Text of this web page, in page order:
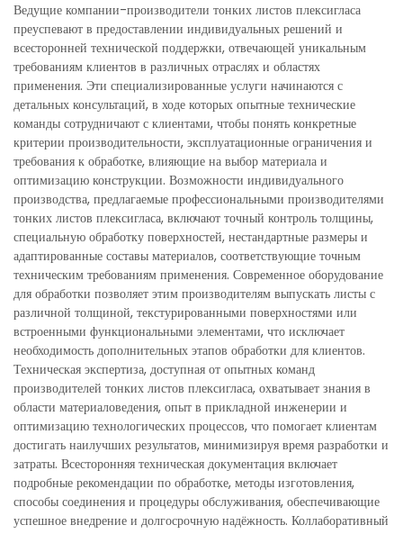
Ведущие компании-производители тонких листов плексигласа
преуспевают в предоставлении индивидуальных решений и
всесторонней технической поддержки, отвечающей уникальным
требованиям клиентов в различных отраслях и областях
применения. Эти специализированные услуги начинаются с
детальных консультаций, в ходе которых опытные технические
команды сотрудничают с клиентами, чтобы понять конкретные
критерии производительности, эксплуатационные ограничения и
требования к обработке, влияющие на выбор материала и
оптимизацию конструкции. Возможности индивидуального
производства, предлагаемые профессиональными производителями
тонких листов плексигласа, включают точный контроль толщины,
специальную обработку поверхностей, нестандартные размеры и
адаптированные составы материалов, соответствующие точным
техническим требованиям применения. Современное оборудование
для обработки позволяет этим производителям выпускать листы с
различной толщиной, текстурированными поверхностями или
встроенными функциональными элементами, что исключает
необходимость дополнительных этапов обработки для клиентов.
Техническая экспертиза, доступная от опытных команд
производителей тонких листов плексигласа, охватывает знания в
области материаловедения, опыт в прикладной инженерии и
оптимизацию технологических процессов, что помогает клиентам
достигать наилучших результатов, минимизируя время разработки и
затраты. Всесторонняя техническая документация включает
подробные рекомендации по обработке, методы изготовления,
способы соединения и процедуры обслуживания, обеспечивающие
успешное внедрение и долгосрочную надёжность. Коллаборативный